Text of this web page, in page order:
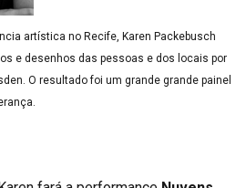
artística no Recife, Karen Packebusch
e desenhos das pessoas e dos locais por
O resultado foi um grande grande painel